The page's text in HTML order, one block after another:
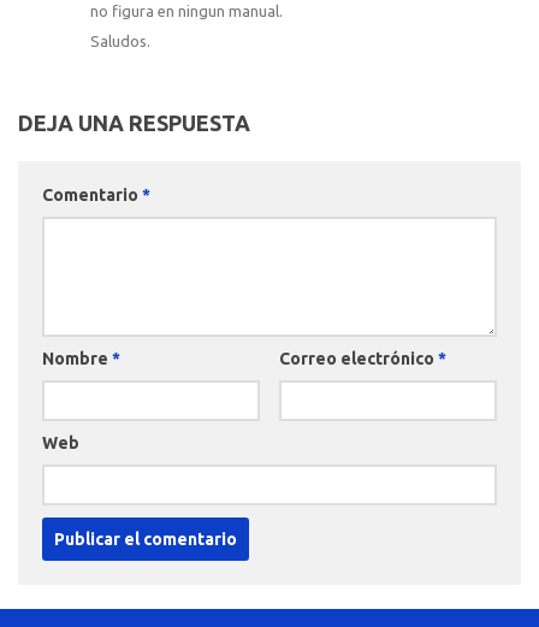
no figura en ningun manual.
Saludos.
DEJA UNA RESPUESTA
Comentario *
Nombre * Correo electrónico *
Web